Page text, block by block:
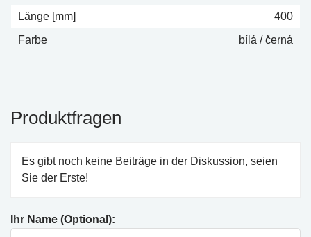
Länge [mm]
400
Farbe
bílá / černá
Produktfragen
Es gibt noch keine Beiträge in der Diskussion, seien
Sie der Erste!
Ihr Name (Optional):